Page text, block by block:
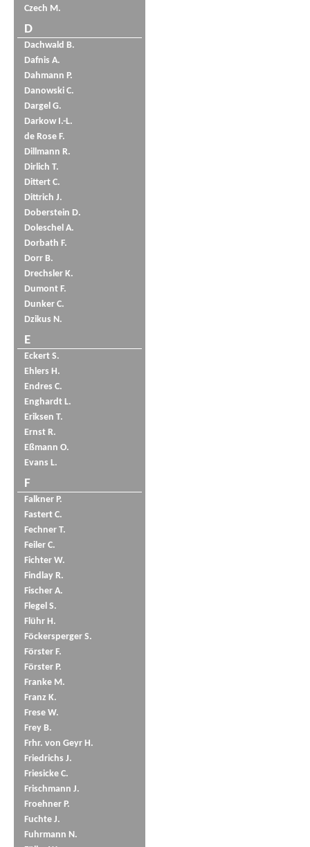
Czech M.
D
Dachwald B.
Dafnis A.
Dahmann P.
Danowski C.
Dargel G.
Darkow I.-L.
de Rose F.
Dillmann R.
Dirlich T.
Dittert C.
Dittrich J.
Doberstein D.
Doleschel A.
Dorbath F.
Dorr B.
Drechsler K.
Dumont F.
Dunker C.
Dzikus N.
E
Eckert S.
Ehlers H.
Endres C.
Enghardt L.
Eriksen T.
Ernst R.
Eßmann O.
Evans L.
F
Falkner P.
Fastert C.
Fechner T.
Feiler C.
Fichter W.
Findlay R.
Fischer A.
Flegel S.
Flühr H.
Föckersperger S.
Förster F.
Förster P.
Franke M.
Franz K.
Frese W.
Frey B.
Frhr. von Geyr H.
Friedrichs J.
Friesicke C.
Frischmann J.
Froehner P.
Fuchte J.
Fuhrmann N.